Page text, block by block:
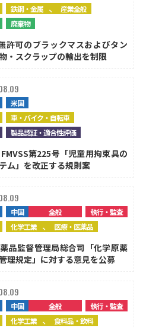
鉄鋼・金属 、産業全般
廃棄物
許可のブラックマスおよびタン
・スクラップの輸出を制限
米国
車・バイク・自転車
製品認証・適合性評価
第225号「児童用拘束具の
ム」を改正する規則案
中国 全般
執行・監査
化学工業 、医療・医薬品
品監督管理局総合司「化学原薬
理規定」に対する意見を公募
中国 全般
執行・監査
化学工業 、食料品・飲料